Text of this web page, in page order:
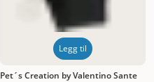
Legg til
Pet´s Creation by Valentino Sante